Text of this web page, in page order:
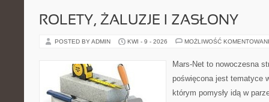
ROLETY, ŻALUZJE I ZASŁONY
POSTED BY ADMIN KWI - 9 - 2026 MOŻLIWOŚĆ
Mars-Net to nowoczesna
poświęcona jest tematyce
którym pomysły idą w